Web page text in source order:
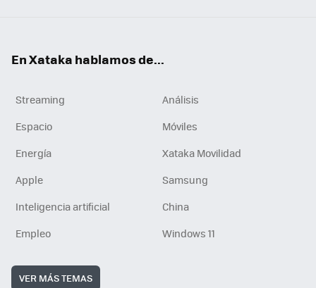
En Xataka hablamos de...
Streaming
Análisis
Espacio
Móviles
Energía
Xataka Movilidad
Apple
Samsung
Inteligencia artificial
China
Empleo
Windows 11
VER MÁS TEMAS